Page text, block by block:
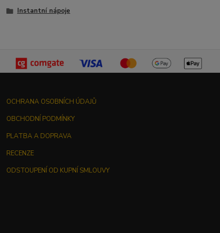
Instantní nápoje
OCHRANA OSOBNÍCH ÚDAJŮ
OBCHODNÍ PODMÍNKY
PLATBA A DOPRAVA
RECENZE
ODSTOUPENÍ OD KUPNÍ SMLOUVY